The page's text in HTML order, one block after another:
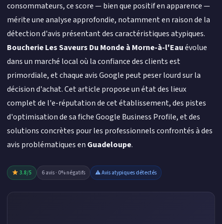
consommateurs, ce score — bien que positif en apparence —
mérite une analyse approfondie, notamment en raison de la
détection d'avis présentant des caractéristiques atypiques.
Boucherie Les Saveurs Du Monde à Morne-à-l'Eauévolue
dans un marché local où la confiance des clients est
primordiale, et chaque avis Google peut peser lourd sur la
décision d'achat. Cet article propose un état des lieux
complet de l'e-réputation de cet établissement, des pistes
d'optimisation de sa fiche Google Business Profile, et des
solutions concrètes pour les professionnels confrontés à des
avis problématiques en Guadeloupe.
3.8/5 6 avis · 0% négatifs ⚠ Avis atypiques détectés